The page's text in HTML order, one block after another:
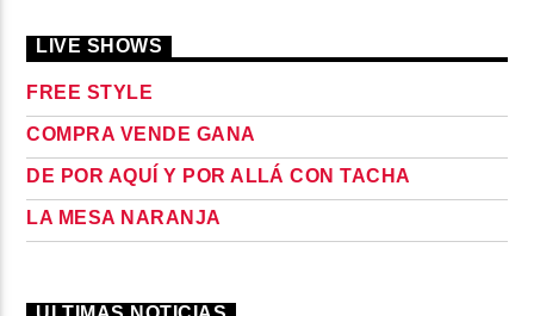
LIVE SHOWS
FREE STYLE
COMPRA VENDE GANA
DE POR AQUÍ Y POR ALLÁ CON TACHA
LA MESA NARANJA